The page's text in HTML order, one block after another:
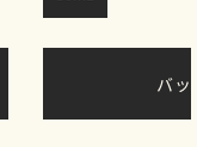
バ